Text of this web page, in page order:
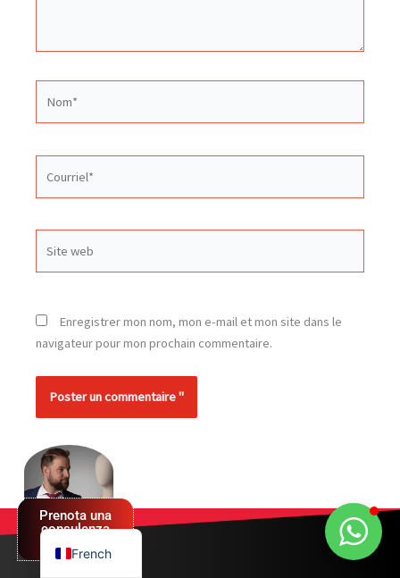
web
Enregistrer mon nom, mon e-mail et mon site dans le
navigateur pour mon prochain commentaire.
French
Italian
English
German
Prenota una
consulenza